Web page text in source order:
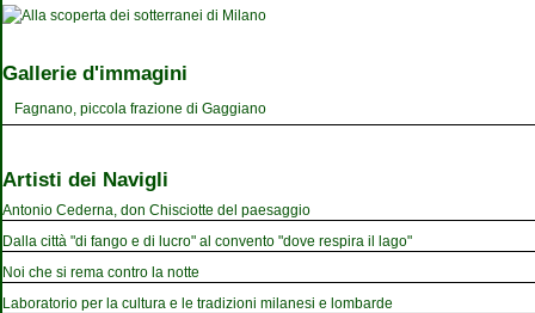
Gallerie d'immagini
Fagnano, piccola frazione di Gaggiano
Artisti dei Navigli
Antonio Cederna, don Chisciotte del paesaggio
Dalla città "di fango e di lucro" al convento "dove respira il lago"
Noi che si rema contro la notte
Laboratorio per la cultura e le tradizioni milanesi e lombarde